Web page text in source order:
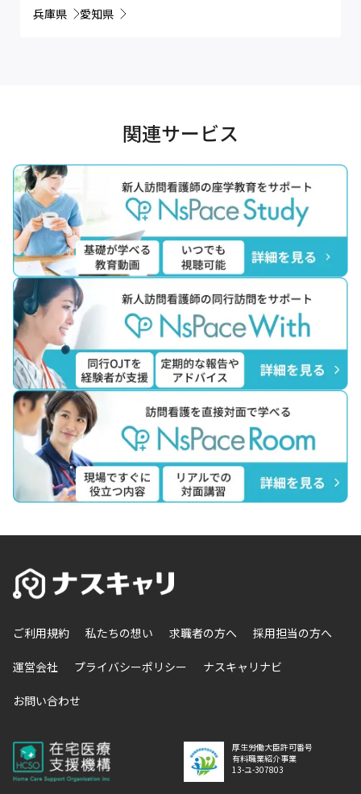
兵庫県
愛知県
関連サービス
ご利用規約 私たちの想い 求職者の方へ 採用担当の方へ
運営会社 プライバシーポリシー ナスキャリナビ
お問い合わせ
厚生労働大臣許可番号
有料職業紹介事業
13-ユ-307803